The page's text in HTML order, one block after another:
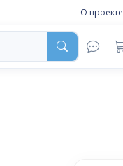
О проекте